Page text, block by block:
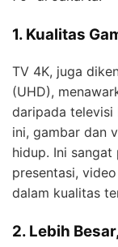
1. Kualitas
TV 4K, juga
(UHD),
daripada televisi
ini, gambar dan
hidup. Ini
presentasi,
dalam kualitas
2. Lebih